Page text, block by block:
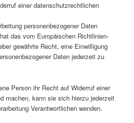
einer datenschutzrechtlichen
personenbezogener Daten
das vom Europäischen Richtlinien-
gewährte Recht, eine Einwilligung
Daten jederzeit zu
Person ihr Recht auf Widerruf einer
machen, kann sie sich hierzu jederzeit
Verantwortlichen wenden.